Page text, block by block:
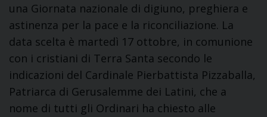
una Giornata nazionale di digiuno, preghiera e
astinenza per la pace e la riconciliazione. La
data scelta è martedì 17 ottobre, in comunione
con i cristiani di Terra Santa secondo le
indicazioni del Cardinale Pierbattista Pizzaballa,
Patriarca di Gerusalemme dei Latini, che a
nome di tutti gli Ordinari ha chiesto alle